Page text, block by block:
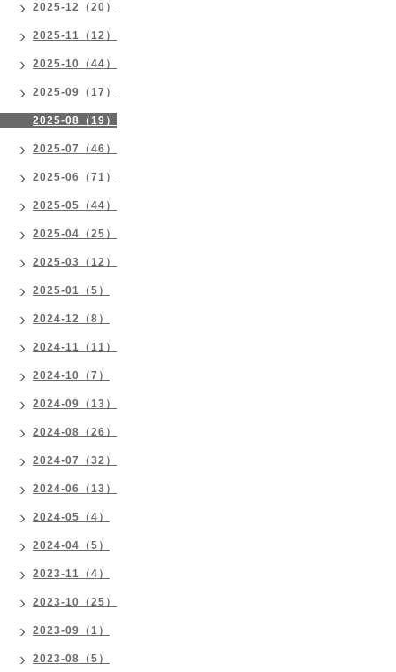
2025-12（20）
2025-11（12）
2025-10（44）
2025-09（17）
2025-08（19）
2025-07（46）
2025-06（71）
2025-05（44）
2025-04（25）
2025-03（12）
2025-01（5）
2024-12（8）
2024-11（11）
2024-10（7）
2024-09（13）
2024-08（26）
2024-07（32）
2024-06（13）
2024-05（4）
2024-04（5）
2023-11（4）
2023-10（25）
2023-09（1）
2023-08（5）